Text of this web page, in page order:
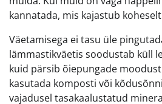
kannatada, mis kajastub
Väetamisega ei tasu üle
lämmastikväetis soodustab küll
kuid pärsib õiepungade
kasutada komposti või
vajadusel tasakaalustatud